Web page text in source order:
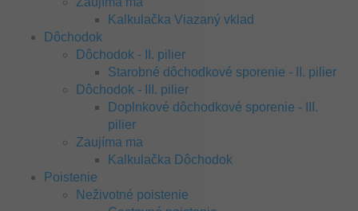
Kalkulačka Viazaný vklad
Dôchodok
Dôchodok - II. pilier
Starobné dôchodkové sporenie - II. pilier
Dôchodok - III. pilier
Doplnkové dôchodkové sporenie - III.
pilier
Zaujíma ma
Kalkulačka Dôchodok
Poistenie
Neživotné poistenie